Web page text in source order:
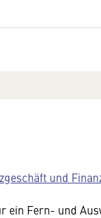
und
ein Fern- und